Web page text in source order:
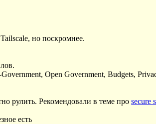
но поскромнее.
Open Government, Budgets,
рулить. Рекомендовали в теме проsecure
есть